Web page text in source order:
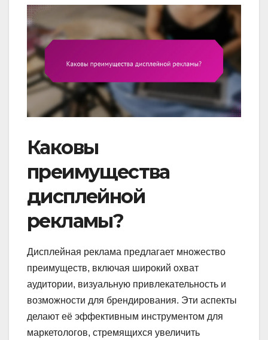
Каковы
преимущества
дисплейной
рекламы?
Дисплейная реклама предлагает множество
преимуществ, включая широкий охват
аудитории, визуальную привлекательность и
возможности для брендирования. Эти аспекты
делают её эффективным инструментом для
маркетологов, стремящихся увеличить